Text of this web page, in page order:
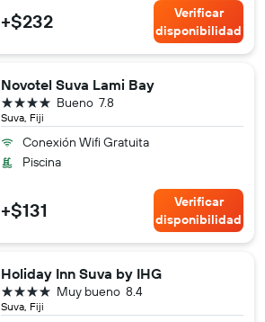
+$232
Verificar
disponibilidad
Novotel Suva Lami Bay
Suva, Fiji
7.8
Bueno
4 estrellas
Conexión Wifi Gratuita
Piscina
+$131
Verificar
disponibilidad
Holiday Inn Suva by IHG
Suva, Fiji
8.4
Muy bueno
4 estrellas